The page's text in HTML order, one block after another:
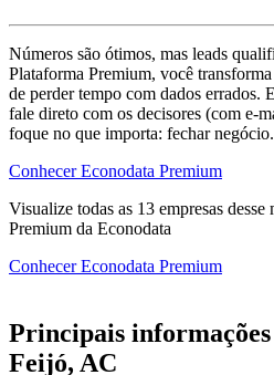
Números são ótimos, mas leads
Plataforma Premium, você
de perder tempo com dados errados.
fale direto com os decisores (com e-
foque no que importa: fechar negócio.
Conhecer Econodata Premium
Visualize todas as 13 empresas desse
Premium da Econodata
Conhecer Econodata Premium
Principais informações
Feijó, AC